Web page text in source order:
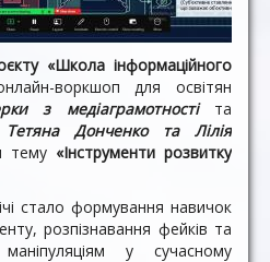
«Школа інформаційного
воркшоп для освітян
з медіаграмотності та
Тетяна Донченко та Лілія
тему «Інструменти розвитку
стало формування навичок
розпізнавання фейків та
у сучасному